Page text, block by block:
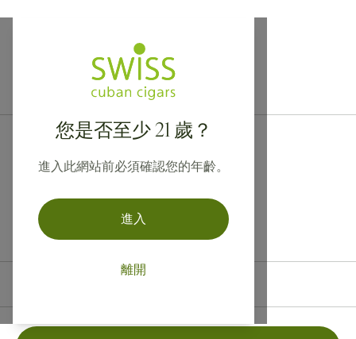
您是否至少 21 歲？
進入此網站前必須確認您的年齡。
進入
離開
提供寄往加拿大、英國及澳洲的國際運送服務！